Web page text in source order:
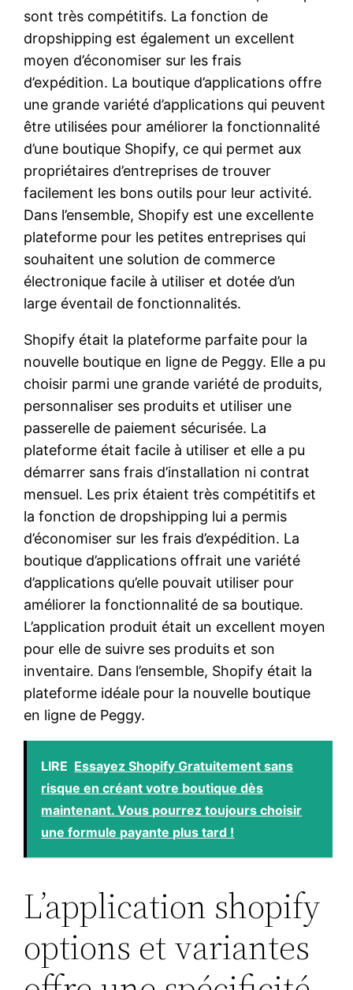
sont très compétitifs. La fonction de
dropshipping est également un excellent
moyen d’économiser sur les frais
d’expédition. La boutique d’applications offre
une grande variété d’applications qui peuvent
être utilisées pour améliorer la fonctionnalité
d’une boutique Shopify, ce qui permet aux
propriétaires d’entreprises de trouver
facilement les bons outils pour leur activité.
Dans l’ensemble, Shopify est une excellente
plateforme pour les petites entreprises qui
souhaitent une solution de commerce
électronique facile à utiliser et dotée d’un
large éventail de fonctionnalités.
Shopify était la plateforme parfaite pour la
nouvelle boutique en ligne de Peggy. Elle a pu
choisir parmi une grande variété de produits,
personnaliser ses produits et utiliser une
passerelle de paiement sécurisée. La
plateforme était facile à utiliser et elle a pu
démarrer sans frais d’installation ni contrat
mensuel. Les prix étaient très compétitifs et
la fonction de dropshipping lui a permis
d’économiser sur les frais d’expédition. La
boutique d’applications offrait une variété
d’applications qu’elle pouvait utiliser pour
améliorer la fonctionnalité de sa boutique.
L’application produit était un excellent moyen
pour elle de suivre ses produits et son
inventaire. Dans l’ensemble, Shopify était la
plateforme idéale pour la nouvelle boutique
en ligne de Peggy.
LIRE Essayez Shopify Gratuitement sans
risque en créant votre boutique dès
maintenant. Vous pourrez toujours choisir
une formule payante plus tard !
L’application shopify
options et variantes